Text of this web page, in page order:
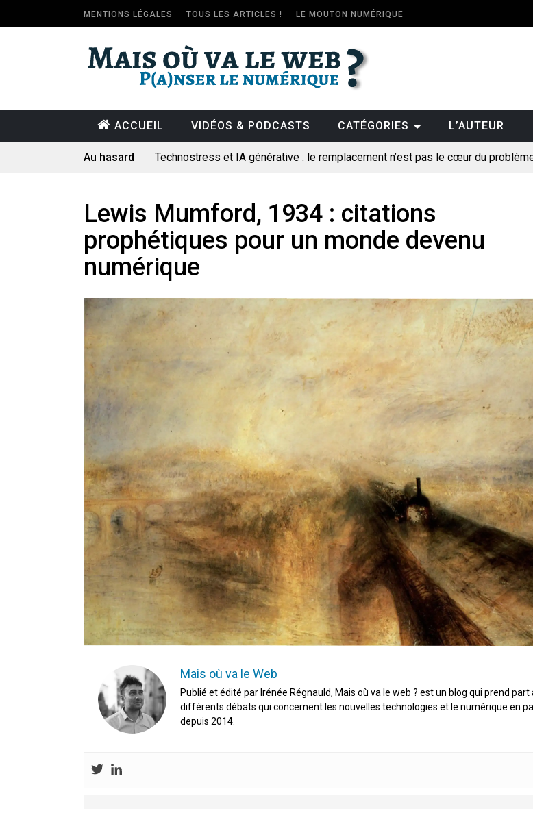
MENTIONS LÉGALES TOUS LES ARTICLES ! LE MOUTON NUMÉRIQUE
ACCUEIL VIDÉOS & PODCASTS CATÉGORIES L’AUTEUR
Au hasard
Technostress et IA générative : le remplacement n’est pas le cœur du
Le consultant : une lecture sociologique
Artemis II : objectif nul
Quand Mistral veut moraliser le pillage
Commentaire sur la polémique des perroquets
Les syndicats, (tout) contre l’IA
En Seine-et-Marne, le projet de Campus IA doit sortir des champs : « On
Addendum sur les machines à laver, et l’intelligence artificielle
La vaste blague du macronisme crypto-spatial
Lewis Mumford, 1934 : citations
prophétiques pour un monde devenu
numérique
Mais où va le Web
Publié et édité par Irénée Régnauld, Mais où va le web ? est un blog qui prend part
différents débats qui concernent les nouvelles technologies et le numérique en
depuis 2014.